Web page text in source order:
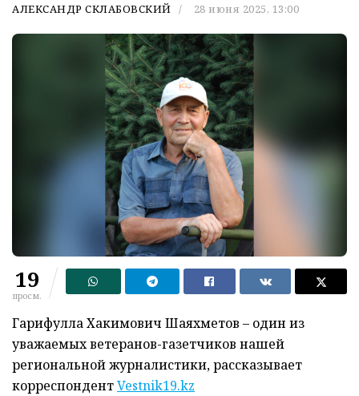
АЛЕКСАНДР СКЛАБОВСКИЙ 28 июня 2025, 13:00
19
просм.
Гарифулла Хакимович Шаяхметов – один из
уважаемых ветеранов-газетчиков нашей
региональной журналистики, рассказывает
корреспондентVestnik19.kz